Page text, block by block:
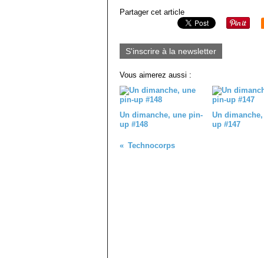
Partager cet article
S'inscrire à la newsletter
Vous aimerez aussi :
Un dimanche, une pin-
up #148
Un
up #147
Technocorps